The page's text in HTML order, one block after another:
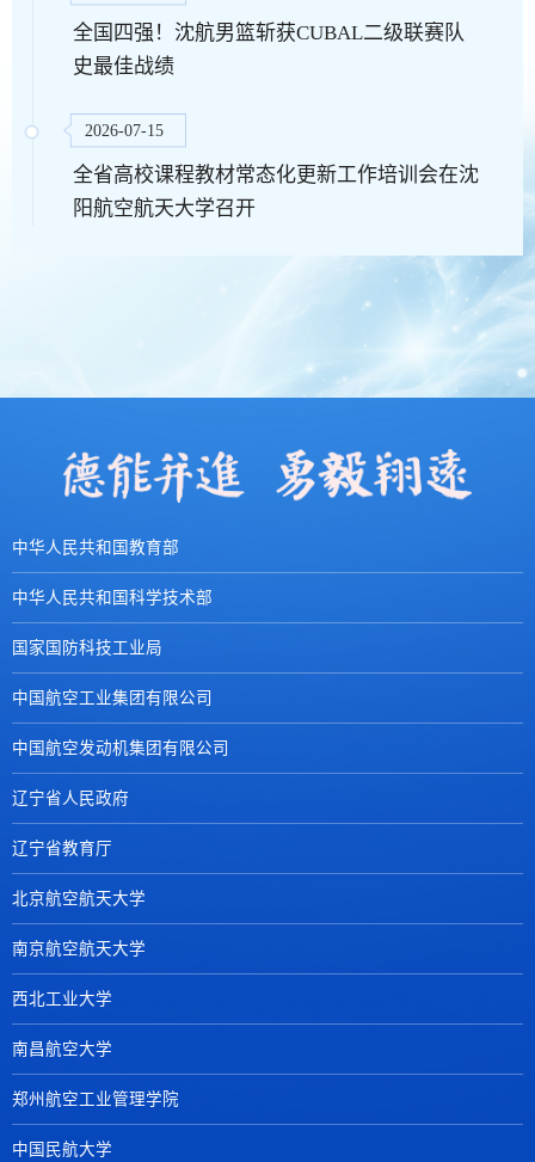
全国四强！沈航男篮斩获CUBAL二级联赛队
史最佳战绩
2026-07-15
全省高校课程教材常态化更新工作培训会在沈
阳航空航天大学召开
中华人民共和国教育部
中华人民共和国科学技术部
国家国防科技工业局
中国航空工业集团有限公司
中国航空发动机集团有限公司
辽宁省人民政府
辽宁省教育厅
北京航空航天大学
南京航空航天大学
西北工业大学
南昌航空大学
郑州航空工业管理学院
中国民航大学